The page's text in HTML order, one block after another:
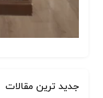
جدید ترین مقالات